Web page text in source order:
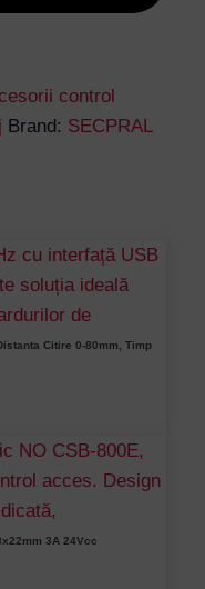
control
Brand: SECPRAL
Citire 0-80mm, Timp
3A 24Vcc